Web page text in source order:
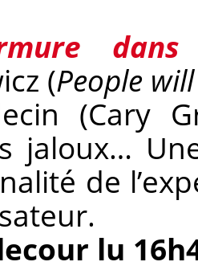
(People
(Cary
jaloux…
de
lu